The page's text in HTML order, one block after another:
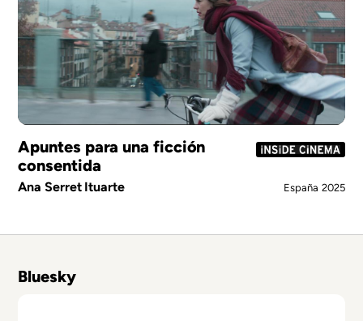
Apuntes para una ficción
consentida
Ana Serret Ituarte España 2025
Bluesky